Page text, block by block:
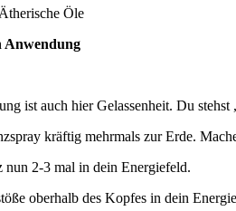
Öle
Anwendung
ist auch hier Gelassenheit. Du
kräftig mehrmals zur Erde.
nun 2-3 mal in dein Energiefeld.
oberhalb des Kopfes in dein